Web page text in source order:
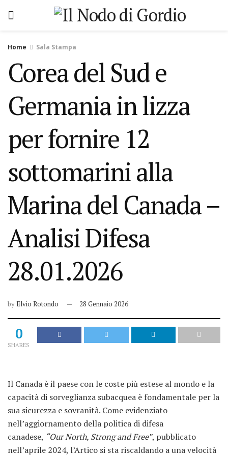
Home Sala Stampa
Corea del Sud e
Germania in lizza
per fornire 12
sottomarini alla
Marina del Canada –
Analisi Difesa
28.01.2026
byElvio Rotondo 28 Gennaio 2026
0
SHARES
Il Canada è il paese con le coste più estese al mondo e la
capacità di sorveglianza subacquea è fondamentale per la
sua sicurezza e sovranità. Come evidenziato
nell’aggiornamento della politica di difesa
canadese, “Our North, Strong and Free”, pubblicato
nell’aprile 2024, l’Artico si sta riscaldando a una velocità